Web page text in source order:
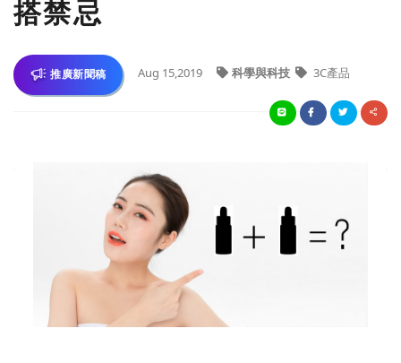
搭禁忌
推廣新聞稿 Aug 15,2019 科學與科技 3C產品